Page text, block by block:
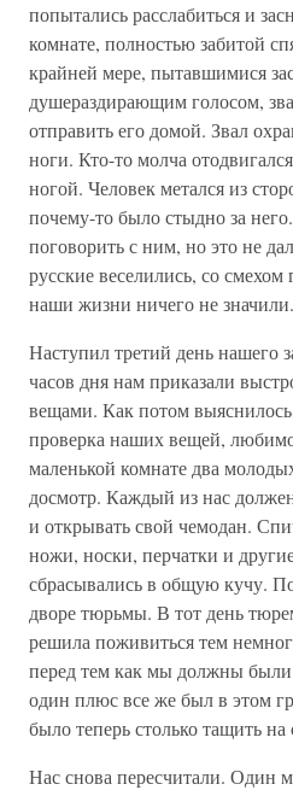
попытались расслабиться и
комнате, полностью забитой
крайней мере, пытавшимися
душераздирающим голосом,
отправить его домой. Звал
ноги. Кто-то молча
ногой. Человек метался из
почему-то было стыдно за
поговорить с ним, но это не
русские веселились, со
наши жизни ничего не значили.
Наступил третий день нашего
часов дня нам приказали
вещами. Как потом
проверка наших вещей,
маленькой комнате два
досмотр. Каждый из нас
и открывать свой чемодан.
ножи, носки, перчатки и
сбрасывались в общую кучу.
дворе тюрьмы. В тот день
решила поживиться тем
перед тем как мы должны
один плюс все же был в этом
было теперь столько тащить на
Нас снова пересчитали. Один